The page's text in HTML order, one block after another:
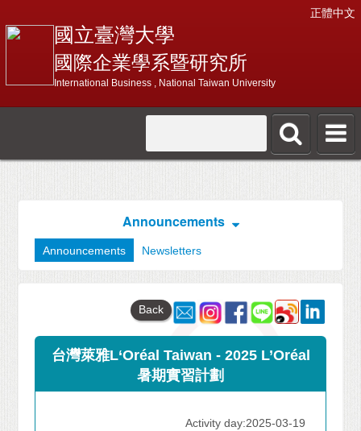
正體中文
國立臺灣大學
國際企業學系暨研究所
International Business , National Taiwan University
Announcements
Announcements Newsletters
Back
台灣萊雅L‘Oréal Taiwan - 2025 L’Oréal
暑期實習計劃
Activity day:2025-03-19